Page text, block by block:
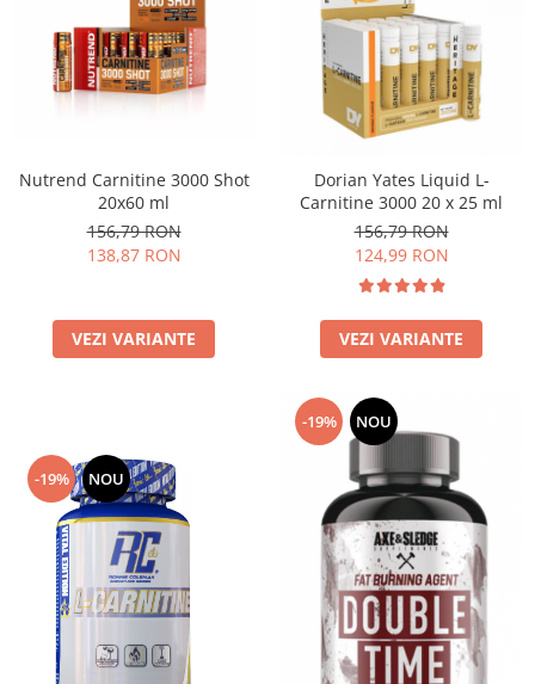
Nutrend Carnitine 3000 Shot
20x60 ml
156,79 RON
138,87 RON
VEZI VARIANTE
Dorian Yates Liquid L-
Carnitine 3000 20 x 25 ml
156,79 RON
124,99 RON
VEZI VARIANTE
-19% NOU
-19% NOU